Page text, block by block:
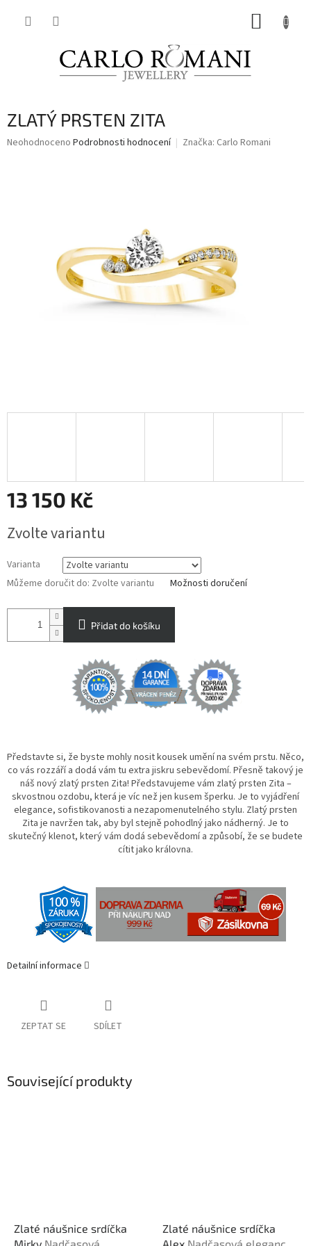
ZLATÝ PRSTEN ZITA
Průměrné
Neohodnoceno Podrobnosti hodnocení Značka: Carlo Romani
13 150 Kč
cena:
Zvolte variantu
Varianta
Můžeme doručit do: Zvolte variantu Možnosti doručení
Přidat do košíku
Představte si, že byste mohly nosit kousek umění na svém prstu. Něco,
co vás rozzáří a dodá vám tu extra jiskru sebevědomí. Přesně takový je
náš nový zlatý prsten Zita! Představujeme vám zlatý prsten Zita –
skvostnou ozdobu, která je víc než jen kusem šperku. Je to vyjádření
elegance, sofistikovanosti a nezapomenutelného stylu. Zlatý prsten
Zita je navržen tak, aby byl stejně pohodlný jako nádherný. Je to
skutečný klenot, který vám dodá sebevědomí a způsobí, že se budete
cítit jako královna.
Detailní informace
ZEPTAT SE SDÍLET
Související produkty
Zlaté náušnice srdíčka
Zlaté náušnice srdíčka